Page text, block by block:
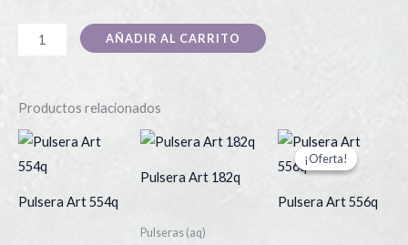
AÑADIR AL CARRITO
Productos relacionados
Pulsera Art 554q
Pulsera Art 182q
Pulseras (aq)
Este
producto¡Oferta!
¡Oferta!
Pulsera Art 556q
precio
original
$5.625,00.
precio
actual
$5.500,00.